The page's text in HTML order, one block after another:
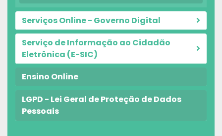
Serviços Online - Governo Digital
Serviço de Informação ao Cidadão
Eletrônica (E-SIC)
Ensino Online
LGPD - Lei Geral de Proteção de Dados
Pessoais